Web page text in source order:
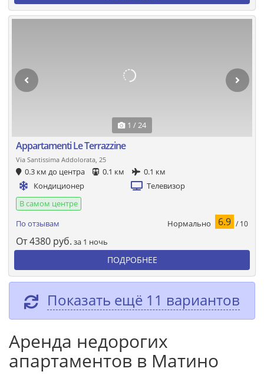
1 / 24
Appartamenti Le Terrazzine
Via Santissima Addolorata, 25
0.3 км до центра 0.1 км
0.1 км
Кондиционер
Телевизор
В самом центре
По отзывам
Нормально 6.9 / 10
От4380 руб. за 1 ночь
ПОДРОБНЕЕ
Показать ещё 11 вариантов
Аренда недорогих
апартаментов в Матино